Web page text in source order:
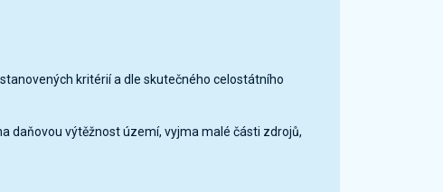
kritérií a dle skutečného celostátního
daňovou výtěžnost území, vyjma malé části zdrojů,